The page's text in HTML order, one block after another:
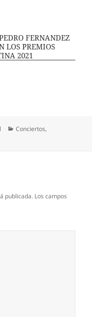
FERNANDEZ
¨PREMIOS
2021
Categorías
Conciertos,
publicada. Los campos